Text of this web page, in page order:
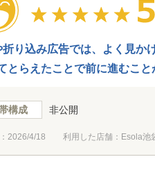
折り込み広告では、よく見か
とらえたことで前に進むこと
構成 非公開
2026/4/18 利用した店舗：Esola池